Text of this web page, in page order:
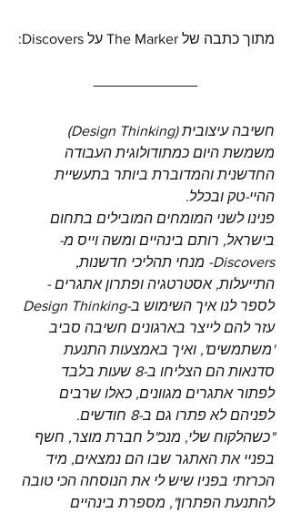
מתוך כתבה של The Marker על Discovers:
חשיבה עיצובית (Design Thinking)
משמשת היום כמתודולוגית העבודה
החדשנית והמדוברת ביותר בתעשיית
ההיי-טק ובכלל.
פנינו לשני המומחים המובילים בתחום
בישראל, רותם בינהיים ומשה וייס מ-
Discovers- מנחי תהליכי חדשנות,
התייעלות, אסטרטגיה ופתרון אתגרים -
עזר להם לייצר בארגונים חשיבה סביב
'משתמשים', ואיך באמצעות התנעת
סדנאות הם הצליחו ב-8 שעות בלבד
לפתור אתגרים מגוונים, כאלו שרבים
לפניהם לא פתרו גם ב-8 חודשים.
"כשהלקוח שלי, מנכ"ל חברת מוצר, חשף
בפניי את האתגר שבו הם נמצאים, מיד
הכרזתי בפניו שיש לי את הנוסחה הכי טובה
להתנעת הפתרון", מספרת בינהיים